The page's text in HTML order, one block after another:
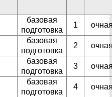
базовая
подготовка
1
базовая
подготовка
2
базовая
подготовка
3
базовая
подготовка
4